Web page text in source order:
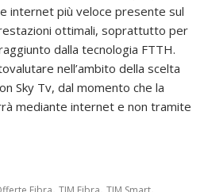
internet più veloce presente sul
ottimali, soprattutto per
dalla tecnologia FTTH.
nell’ambito della scelta
Sky Tv, dal momento che la
mediante internet e non tramite